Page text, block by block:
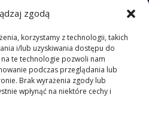
zgodą
korzystamy z technologii, takich
i/lub uzyskiwania dostępu do
te technologie pozwoli nam
podczas przeglądania lub
Brak wyrażenia zgody lub
wpłynąć na niektóre cechy i